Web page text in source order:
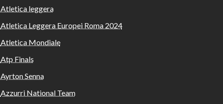
Atletica leggera
Atletica Leggera Europei Roma 2024
Atletica Mondiale
Atp Finals
Ayrton Senna
Azzurri National Team